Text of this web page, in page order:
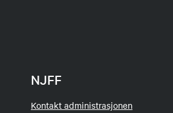
NJFF
Kontakt administrasjonen